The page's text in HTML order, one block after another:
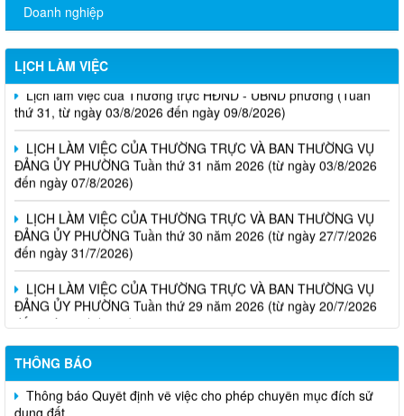
Doanh nghiệp
LỊCH LÀM VIỆC
Lịch làm việc của Thường trực HĐND - UBND phường (Tuần
thứ 31, từ ngày 03/8/2026 đến ngày 09/8/2026)
LỊCH LÀM VIỆC CỦA THƯỜNG TRỰC VÀ BAN THƯỜNG VỤ
ĐẢNG ỦY PHƯỜNG Tuần thứ 31 năm 2026 (từ ngày 03/8/2026
đến ngày 07/8/2026)
LỊCH LÀM VIỆC CỦA THƯỜNG TRỰC VÀ BAN THƯỜNG VỤ
ĐẢNG ỦY PHƯỜNG Tuần thứ 30 năm 2026 (từ ngày 27/7/2026
đến ngày 31/7/2026)
LỊCH LÀM VIỆC CỦA THƯỜNG TRỰC VÀ BAN THƯỜNG VỤ
ĐẢNG ỦY PHƯỜNG Tuần thứ 29 năm 2026 (từ ngày 20/7/2026
đến ngày 24/7/2026)
THÔNG BÁO
Thông báo Quyết định về việc cho phép chuyển mục đích sử
dụng đất